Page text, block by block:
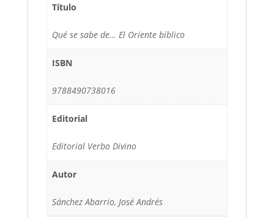
Título
Qué se sabe de… El Oriente bíblico
ISBN
9788490738016
Editorial
Editorial Verbo Divino
Autor
Sánchez Abarrio, José Andrés